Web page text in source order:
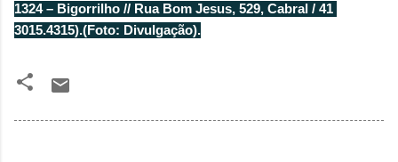
1324 – Bigorrilho // Rua Bom Jesus, 529, Cabral / 41
3015.4315).(Foto: Divulgação).